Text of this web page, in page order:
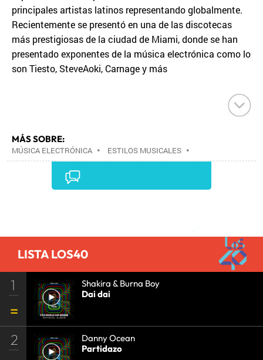
principales artistas latinos representando globalmente.
Recientemente se presentó en una de las discotecas
más prestigiosas de la ciudad de Miami, donde se han
presentado exponentes de la música electrónica como lo
son Tiesto, SteveAoki, Carnage y más
MÁS SOBRE:
MÚSICA ELECTRÓNICA • ESTILOS MUSICALES •
•
LISTA LOS40
1
Shakira & Burna Boy
Dai dai
2
Danny Ocean
Partidazo